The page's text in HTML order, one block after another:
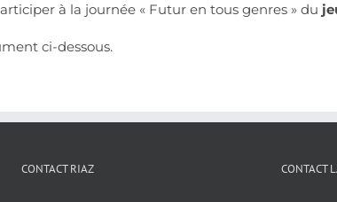
à la journée « Futur en tous genres » du
ci-dessous.
CONTACT RIAZ CONTACT